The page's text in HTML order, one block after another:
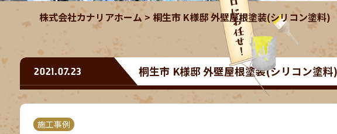
株式会社カナリアホーム > 桐生市 K様邸 外壁屋根塗装(シリコン塗料)
2021.07.23 桐生市 K様邸 外壁屋根塗装(シリコン塗料)
施工事例